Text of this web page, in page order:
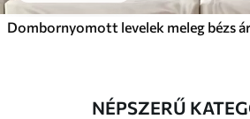
NÉPSZERŰ